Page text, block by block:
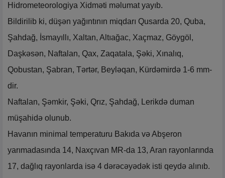
Hidrometeorologiya Xidməti məlumat yayıb.
Bildirilib ki, düşən yağıntının miqdarı Qusarda 20, Quba,
Şahdağ, İsmayıllı, Xaltan, Altıağac, Xaçmaz, Göygöl,
Daşkəsən, Naftalan, Qax, Zaqatala, Şəki, Xınalıq,
Qobustan, Şabran, Tərtər, Beyləqan, Kürdəmirdə 1-6 mm-
dir.
Naftalan, Şəmkir, Şəki, Qrız, Şahdağ, Lerikdə duman
müşahidə olunub.
Havanın minimal temperaturu Bakıda və Abşeron
yarımadasında 14, Naxçıvan MR-da 13, Aran rayonlarında
17, dağlıq rayonlarda isə 4 dərəcəyədək isti qeydə alınıb.